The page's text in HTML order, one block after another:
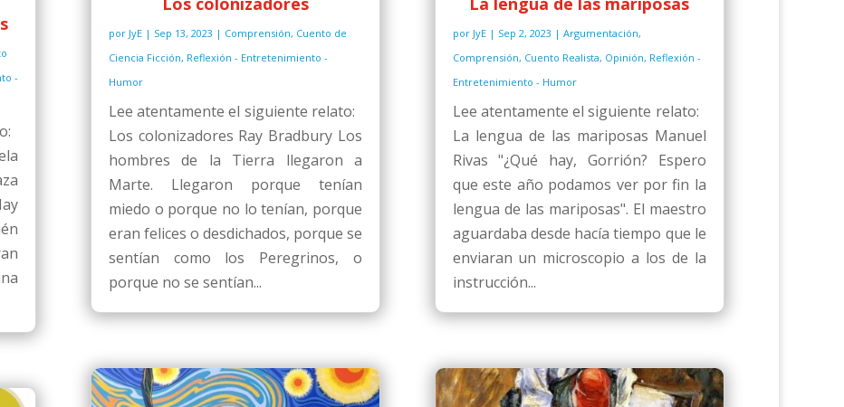
-
por JyE| Sep 13, 2023 | Comprensión, Cuento de
Ciencia Ficción, Reflexión - Entretenimiento -
Humor
Lee atentamente el siguiente relato:
Los colonizadores Ray Bradbury Los
hombres de la Tierra llegaron a
Marte. Llegaron porque tenían
miedo o porque no lo tenían, porque
eran felices o desdichados, porque se
sentían como los Peregrinos, o
porque no se sentían...
por JyE| Sep 2, 2023 | Argumentación,
Comprensión, Cuento Realista, Opinión, Reflexión -
Entretenimiento - Humor
Lee atentamente el siguiente relato:
La lengua de las mariposas Manuel
Rivas "¿Qué hay, Gorrión? Espero
que este año podamos ver por fin la
lengua de las mariposas". El maestro
aguardaba desde hacía tiempo que le
enviaran un microscopio a los de la
instrucción...